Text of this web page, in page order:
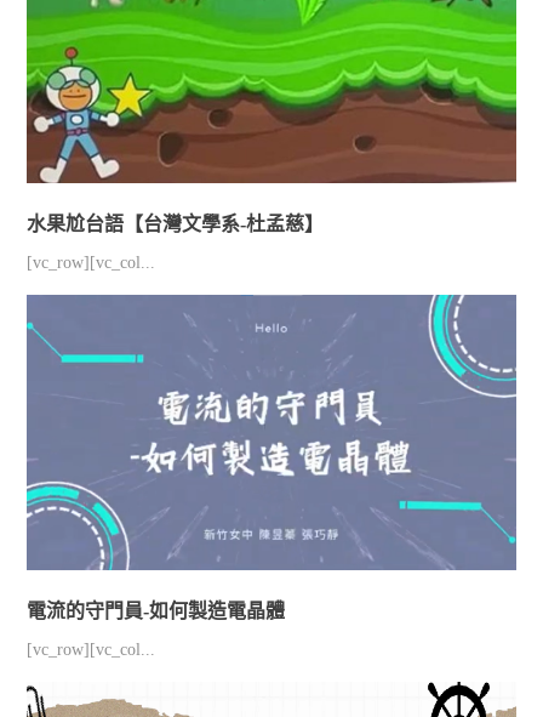
水果尬台語【台灣文學系-杜孟慈】
[vc_row][vc_col...
電流的守門員-如何製造電晶體
[vc_row][vc_col...